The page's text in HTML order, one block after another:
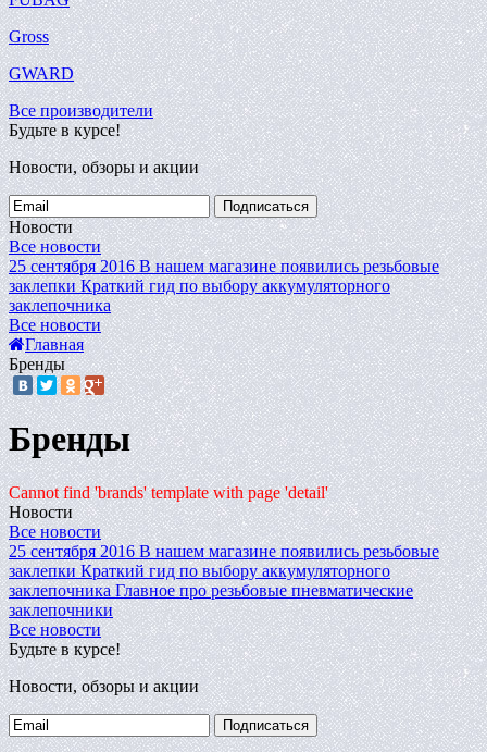
Gross
GWARD
Все производители
Будьте в курсе!
Новости, обзоры и акции
Подписаться
Новости
Все новости
25 сентября 2016 В нашем магазине появились резьбовые
заклепки Краткий гид по выбору аккумуляторного
заклепочника
Все новости
Главная
Бренды
Бренды
Cannot find 'brands' template with page 'detail'
Новости
Все новости
25 сентября 2016 В нашем магазине появились резьбовые
заклепки Краткий гид по выбору аккумуляторного
заклепочника Главное про резьбовые пневматические
заклепочники
Все новости
Будьте в курсе!
Новости, обзоры и акции
Подписаться